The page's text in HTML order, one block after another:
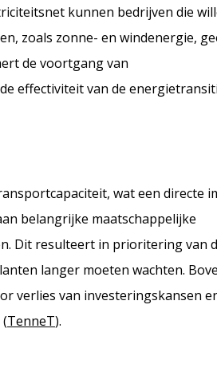
kunnen bedrijven die
zoals zonne- en windenergie,
de voortgang van
effectiviteit van de
wat een directe
belangrijke maatschappelijke
Dit resulteert in prioritering van
langer moeten wachten.
verlies van investeringskansen
TenneT)​.